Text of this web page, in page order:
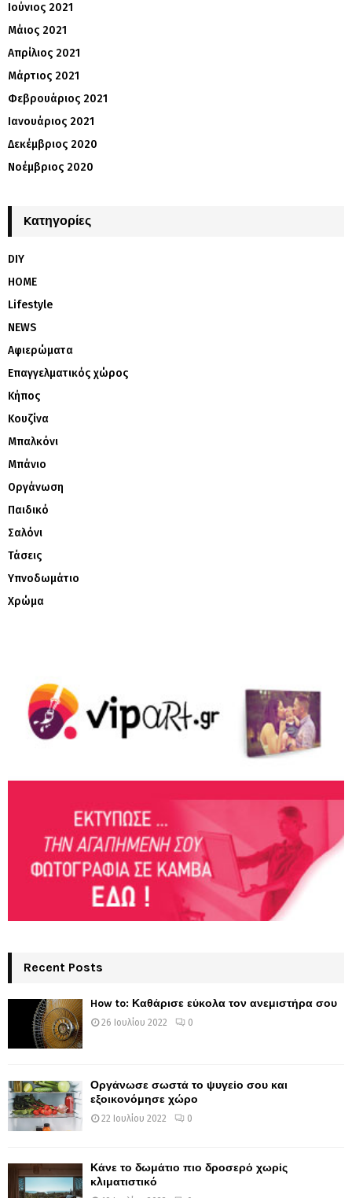
Ιούνιος 2021
Μάιος 2021
Απρίλιος 2021
Μάρτιος 2021
Φεβρουάριος 2021
Ιανουάριος 2021
Δεκέμβριος 2020
Νοέμβριος 2020
Kατηγορίες
DIY
HOME
Lifestyle
NEWS
Αφιερώματα
Επαγγελματικός χώρος
Κήπος
Κουζίνα
Μπαλκόνι
Μπάνιο
Οργάνωση
Παιδικό
Σαλόνι
Τάσεις
Υπνοδωμάτιο
Χρώμα
Recent Posts
How to: Καθάρισε εύκολα τον ανεμιστήρα σου
26 Ιουλίου 2022 0
Οργάνωσε σωστά το ψυγείο σου και
εξοικονόμησε χώρο
22 Ιουλίου 2022 0
Κάνε το δωμάτιο πιο δροσερό χωρίς
κλιματιστικό